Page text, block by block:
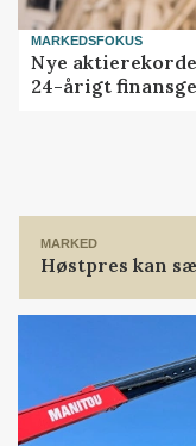
MARKEDSFOKUS
Nye
24-årigt
MARKED
Høstpres kan